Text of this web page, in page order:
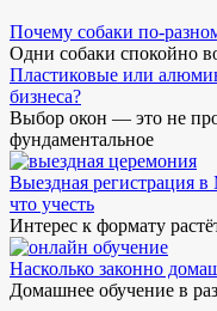
Почему собаки по-
Одни собаки спокойно
Пластиковые или
бизнеса?
Выбор окон — это не
фундаментальное
Выездная регистрация
что учесть
Интерес к формату
Насколько законно
Домашнее обучение в